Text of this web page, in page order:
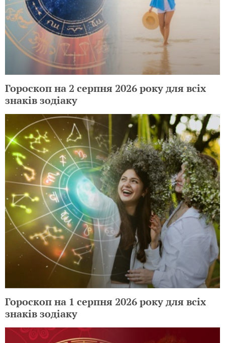
Гороскоп на 2 серпня 2026 року для всіх
знаків зодіаку
Гороскоп на 1 серпня 2026 року для всіх
знаків зодіаку